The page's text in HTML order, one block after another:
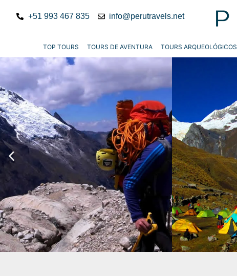
+51 993 467 835 info@perutravels.net
TOP TOURS TOURS DE AVENTURA TOURS ARQUEOLÓGICOS